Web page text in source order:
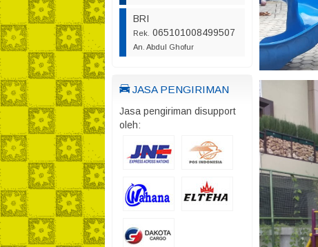
BRI
Rek. 065101008499507
An. Abdul Ghofur
JASA PENGIRIMAN
Jasa pengiriman disupport
oleh: